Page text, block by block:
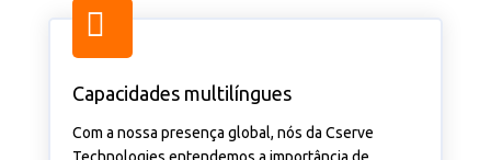
Capacidades multilíngues
Com a nossa presença global, nós da Cserve